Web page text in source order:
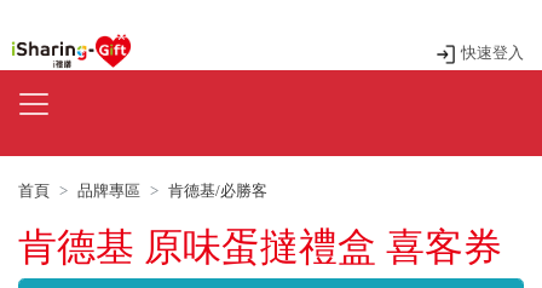
快速登入
首頁 品牌專區 肯德基/必勝客
肯德基 原味蛋撻禮盒 喜客券